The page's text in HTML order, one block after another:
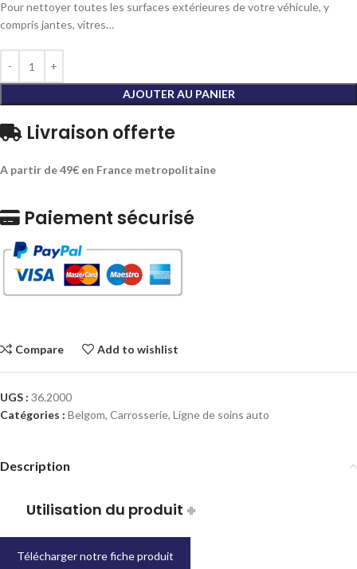
Pour nettoyer toutes les surfaces extérieures de votre véhicule, y
compris jantes, vitres…
AJOUTER AU PANIER
Livraison offerte
A partir de 49€ en France metropolitaine
Paiement sécurisé
Compare Add to wishlist
UGS : 36.2000
Catégories : Belgom, Carrosserie, Ligne de soins auto
Description
Utilisation du produit
Télécharger notre fiche produit